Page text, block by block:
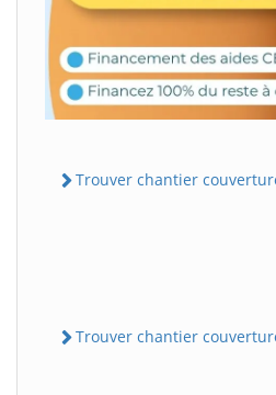
Trouver chantier
Trouver chantier